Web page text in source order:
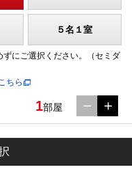
５名１室
にご選択ください。（セミダ
ちら
1部屋